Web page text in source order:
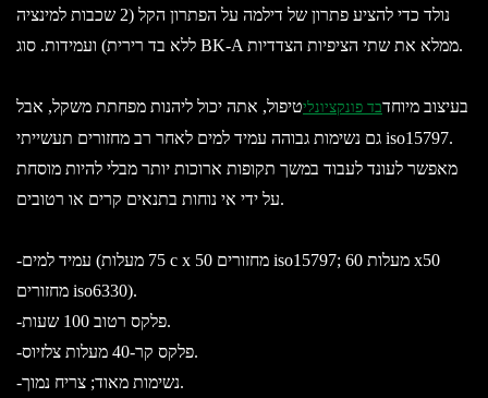
נולד כדי להציע פתרון של דילמה על הפתרון הקל (2 שכבות למינציה
ללא בד רירית) ועמידות. סוג BK-A ממלא את שתי הציפיות הצדדיות.
בעיצוב מיוחדבד פונקציונליטיפול, אתה יכול ליהנות מפחתת משקל, אבל
גם נשימות גבוהה עמיד למים לאחר רב מחזורים תעשייתי iso15797.
מאפשר לעונד לעבוד במשך תקופות ארוכות יותר מבלי להיות מוסחת
על ידי אי נוחות בתנאים קרים או רטובים.
-עמיד למים (75 מעלות c x 50 מחזורים iso15797; 60 מעלות x50
מחזורים iso6330).
-פלקס רטוב 100 שעות.
-פלקס קר-40 מעלות צלזיוס.
-נשימות מאוד; צריח נמוך.